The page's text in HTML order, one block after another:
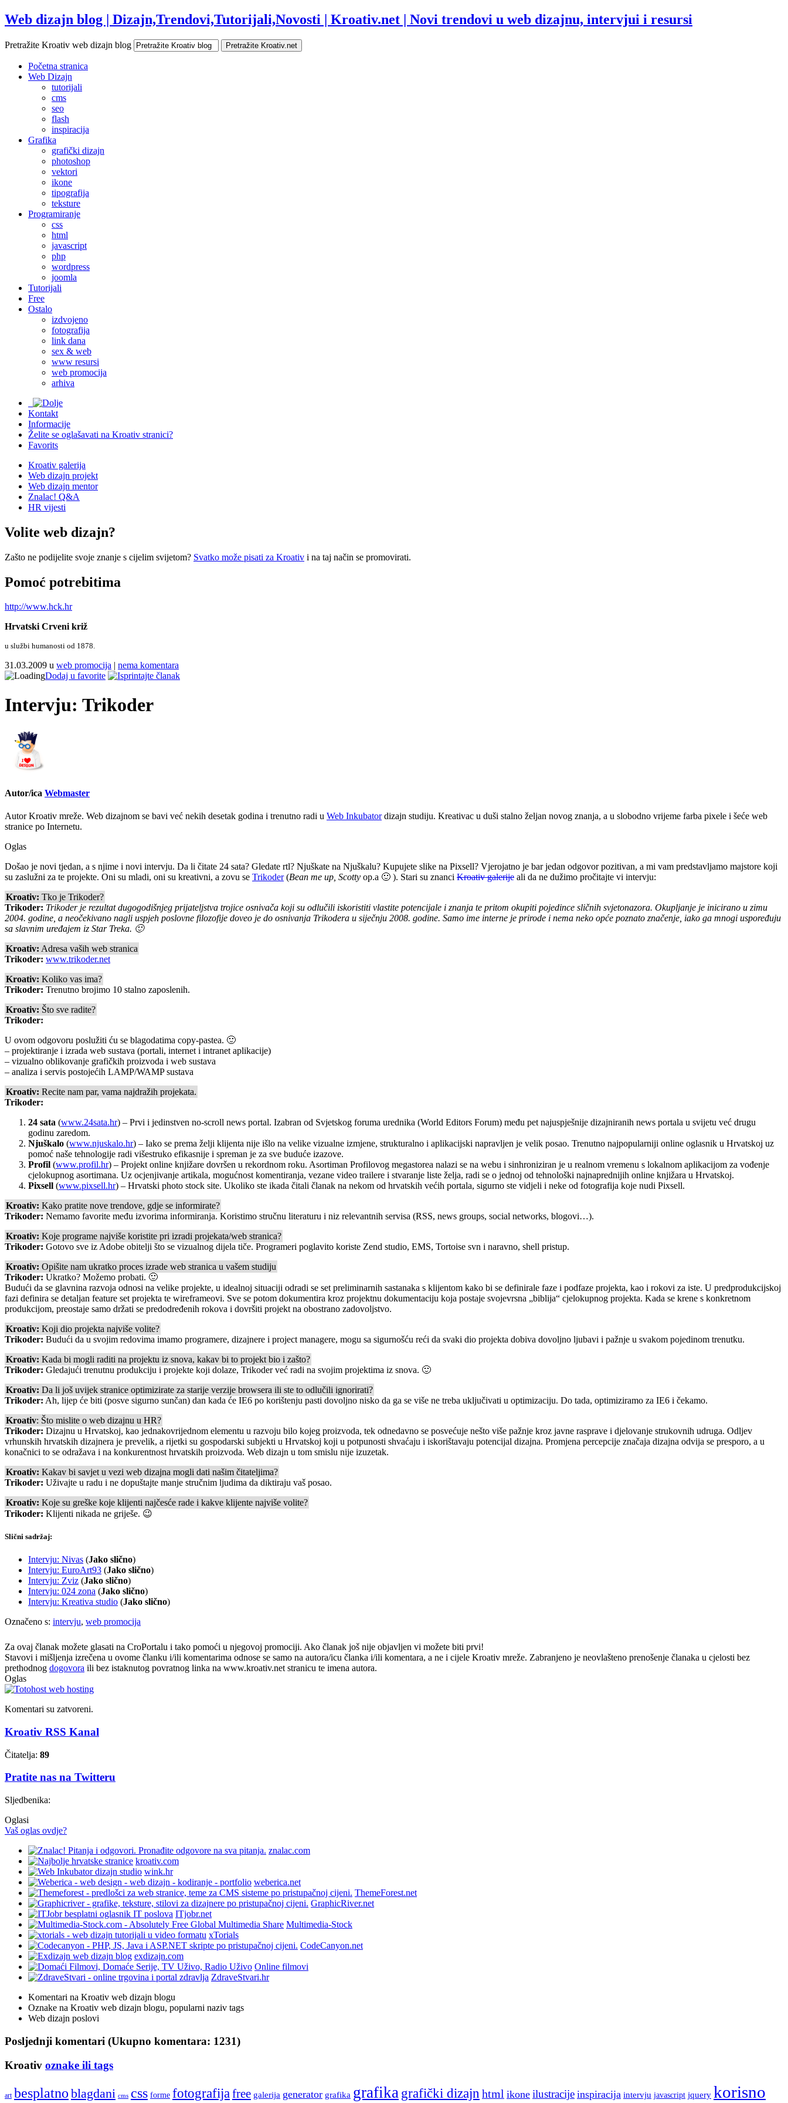
Web dizajn blog | Dizajn,Trendovi,Tutorijali,Novosti | Kroativ.net | Novi trendovi u web dizajnu, intervjui i resursi
Pretražite Kroativ web dizajn blog
Početna stranica
Web Dizajn
tutorijali
cms
seo
flash
inspiracija
Grafika
grafički dizajn
photoshop
vektori
ikone
tipografija
teksture
Programiranje
css
html
javascript
php
wordpress
joomla
Tutorijali
Free
Ostalo
izdvojeno
fotografija
link dana
sex & web
www resursi
web promocija
arhiva
Kontakt
Informacije
Želite se oglašavati na Kroativ stranici?
Favorits
Kroativ galerija
Web dizajn projekt
Web dizajn mentor
Znalac! Q&A
HR vijesti
Volite web dizajn?
Zašto ne podijelite svoje znanje s cijelim svijetom? Svatko može pisati za Kroativ i na taj način se promovirati.
Pomoć potrebitima
http://www.hck.hr
Hrvatski Crveni križ
u službi humanosti od 1878.
31.03.2009 u web promocija | nema komentara
Dodaj u favorite
Intervju: Trikoder
Autor/ica Webmaster
Autor Kroativ mreže. Web dizajnom se bavi već nekih desetak godina i trenutno radi u Web Inkubatordizajn studiju. Kreativac u duši stalno željan novog znanja, a u slobodno vrijeme farba pixele i šeće web
stranice po Internetu.
Oglas
Došao je novi tjedan, a s njime i novi intervju. Da li čitate 24 sata? Gledate rtl? Njuškate na Njuškalu? Kupujete slike na Pixsell? Vjerojatno je bar jedan odgovor pozitivan, a mi vam predstavljamo majstore koji
su zaslužni za te projekte. Oni su mladi, oni su kreativni, a zovu se Trikoder(Bean me up, Scotty op.a 🙂 ). Stari su znanci Kroativ galerije ali da ne dužimo pročitajte vi intervju:
Kroativ: Tko je Trikoder?
Trikoder: Trikoder je rezultat dugogodišnjeg prijateljstva trojice osnivača koji su odlučili iskoristiti vlastite potencijale i znanja te pritom okupiti pojedince sličnih svjetonazora. Okupljanje je inicirano u zimu
2004. godine, a neočekivano nagli uspjeh poslovne filozofije doveo je do osnivanja Trikodera u siječnju 2008. godine. Samo ime interne je prirode i nema neko opće poznato značenje, iako ga mnogi uspoređuju
sa slavnim uređajem iz Star Treka. 🙂
Kroativ: Adresa vaših web stranica
Trikoder: www.trikoder.net
Kroativ: Koliko vas ima?
Trikoder: Trenutno brojimo 10 stalno zaposlenih.
Kroativ: Što sve radite?
Trikoder:
U ovom odgovoru poslužiti ću se blagodatima copy-pastea. 🙂
– projektiranje i izrada web sustava (portali, internet i intranet aplikacije)
– vizualno oblikovanje grafičkih proizvoda i web sustava
– analiza i servis postojećih LAMP/WAMP sustava
Kroativ: Recite nam par, vama najdražih projekata.
Trikoder:
24 sata (www.24sata.hr) – Prvi i jedinstven no-scroll news portal. Izabran od Svjetskog foruma urednika (World Editors Forum) među pet najuspješnije dizajniranih news portala u svijetu već drugu
godinu zaredom.
Njuškalo (www.njuskalo.hr) – Iako se prema želji klijenta nije išlo na velike vizualne izmjene, strukturalno i aplikacijski napravljen je velik posao. Trenutno najpopularniji online oglasnik u Hrvatskoj uz
pomoć naše tehnologije radi višestruko efikasnije i spreman je za sve buduće izazove.
Profil (www.profil.hr) – Projekt online knjižare dovršen u rekordnom roku. Asortiman Profilovog megastorea nalazi se na webu i sinhroniziran je u realnom vremenu s lokalnom aplikacijom za vođenje
cjelokupnog asortimana. Uz ocjenjivanje artikala, mogućnost komentiranja, vezane video trailere i stvaranje liste želja, radi se o jednoj od tehnološki najnaprednijih online knjižara u Hrvatskoj.
Pixsell (www.pixsell.hr) – Hrvatski photo stock site. Ukoliko ste ikada čitali članak na nekom od hrvatskih većih portala, sigurno ste vidjeli i neke od fotografija koje nudi Pixsell.
Kroativ: Kako pratite nove trendove, gdje se informirate?
Trikoder: Nemamo favorite među izvorima informiranja. Koristimo stručnu literaturu i niz relevantnih servisa (RSS, news groups, social networks, blogovi…).
Kroativ: Koje programe najviše koristite pri izradi projekata/web stranica?
Trikoder: Gotovo sve iz Adobe obitelji što se vizualnog dijela tiče. Programeri poglavito koriste Zend studio, EMS, Tortoise svn i naravno, shell pristup.
Kroativ: Opišite nam ukratko proces izrade web stranica u vašem studiju
Trikoder: Ukratko? Možemo probati. 🙂
Budući da se glavnina razvoja odnosi na velike projekte, u idealnoj situaciji odradi se set preliminarnih sastanaka s klijentom kako bi se definirale faze i podfaze projekta, kao i rokovi za iste. U predprodukcijskoj
fazi definira se detaljan feature set projekta te wireframeovi. Sve se potom dokumentira kroz projektnu dokumentaciju koja postaje svojevrsna „biblija“ cjelokupnog projekta. Kada se krene s konkretnom
produkcijom, preostaje samo držati se predodređenih rokova i dovršiti projekt na obostrano zadovoljstvo.
Kroativ: Koji dio projekta najviše volite?
Trikoder: Budući da u svojim redovima imamo programere, dizajnere i project managere, mogu sa sigurnošću reći da svaki dio projekta dobiva dovoljno ljubavi i pažnje u svakom pojedinom trenutku.
Kroativ: Kada bi mogli raditi na projektu iz snova, kakav bi to projekt bio i zašto?
Trikoder: Gledajući trenutnu produkciju i projekte koji dolaze, Trikoder već radi na svojim projektima iz snova. 🙂
Kroativ: Da li još uvijek stranice optimizirate za starije verzije browsera ili ste to odlučili ignorirati?
Trikoder: Ah, lijep će biti (posve sigurno sunčan) dan kada će IE6 po korištenju pasti dovoljno nisko da ga se više ne treba uključivati u optimizaciju. Do tada, optimiziramo za IE6 i čekamo.
Kroativ: Što mislite o web dizajnu u HR?
Trikoder: Dizajnu u Hrvatskoj, kao jednakovrijednom elementu u razvoju bilo kojeg proizvoda, tek odnedavno se posvećuje nešto više pažnje kroz javne rasprave i djelovanje strukovnih udruga. Odljev
vrhunskih hrvatskih dizajnera je prevelik, a rijetki su gospodarski subjekti u Hrvatskoj koji u potpunosti shvaćaju i iskorištavaju potencijal dizajna. Promjena percepcije značaja dizajna odvija se presporo, a u
konačnici to se odražava i na konkurentnost hrvatskih proizvoda. Web dizajn u tom smislu nije izuzetak.
Kroativ: Kakav bi savjet u vezi web dizajna mogli dati našim čitateljima?
Trikoder: Uživajte u radu i ne dopuštajte manje stručnim ljudima da diktiraju vaš posao.
Kroativ: Koje su greške koje klijenti najčesće rade i kakve klijente najviše volite?
Trikoder: Klijenti nikada ne griješe. 😉
Slični sadržaj:
Intervju: Nivas (Jako slično)
Intervju: EuroArt93 (Jako slično)
Intervju: Zviz (Jako slično)
Intervju: 024 zona (Jako slično)
Intervju: Kreativa studio (Jako slično)
Označeno s: intervju, web promocija
Za ovaj članak možete glasati na CroPortalu i tako pomoći u njegovoj promociji. Ako članak još nije objavljen vi možete biti prvi!
Stavovi i mišljenja izrečena u ovome članku i/ili komentarima odnose se samo na autora/icu članka i/ili komentara, a ne i cijele Kroativ mreže. Zabranjeno je neovlašteno prenošenje članaka u cjelosti bez
prethodnog dogovora ili bez istaknutog povratnog linka na www.kroativ.net stranicu te imena autora.
Oglas
Komentari su zatvoreni.
Kroativ RSS Kanal
Čitatelja: 89
Pratite nas na Twitteru
Sljedbenika:
Oglasi
Vaš oglas ovdje?
znalac.com
kroativ.com
wink.hr
weberica.net
ThemeForest.net
GraphicRiver.net
ITjobr.net
Multimedia-Stock
xTorials
CodeCanyon.net
exdizajn.com
Online filmovi
ZdraveStvari.hr
Komentari na Kroativ web dizajn blogu
Oznake na Kroativ web dizajn blogu, popularni naziv tags
Web dizajn poslovi
Posljednji komentari (Ukupno komentara: 1231)
Kroativ oznake ili tags
art besplatno blagdani cms css forme fotografijafree galerija generator grafika grafika grafički dizajn html ikone ilustracije inspiracija intervju javascript jquery korisno